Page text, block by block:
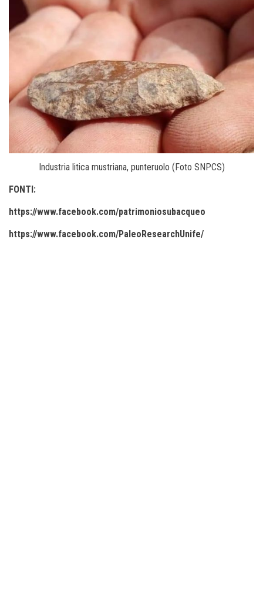
Industria litica mustriana, punteruolo (Foto SNPCS)
FONTI:
https://www.facebook.com/patrimoniosubacqueo
https://www.facebook.com/PaleoResearchUnife/